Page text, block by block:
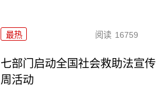
最热 阅读 16759
七部门启动全国社会救助法宣传
周活动